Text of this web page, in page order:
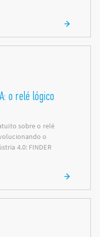
o relé lógico
sobre o relé
o
4.0: FINDER